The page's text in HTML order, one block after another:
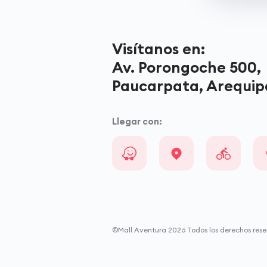
Visítanos en:
Av. Porongoche 500,
Paucarpata,
Llegar con:
©Mall Aventura 2026 Todos los derechos